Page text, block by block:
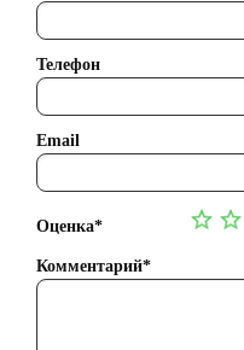
Телефон
Email
Оценка*
Комментарий*